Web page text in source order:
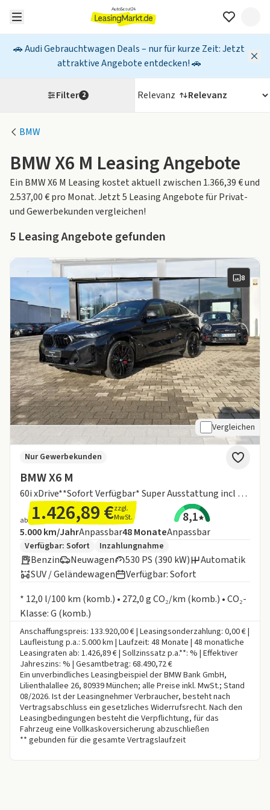
🚗 Audi Gebrauchtwagen Deals – nur für kurze Zeit: Jetzt
attraktive Angebote entdecken! 🚗
BMW
BMW X6 M Leasing Angebote
Ein BMW X6 M Leasing kostet aktuell zwischen 1.366,39 € und
2.537,00 € pro Monat. Jetzt 5 Leasing Angebote für Privat-
und Gewerbekunden vergleichen!
5 Leasing Angebote gefunden
Filter 2 Relevanz
8
Vergleichen
BMW X6 M
60i xDrive**Sofort Verfügbar* Super Ausstattung incl B&W**
Nur Gewerbekunden
ab 1.426,89 €zzgl.
MwSt.
8,1
Angebotsdetails:
Inklusive Laufleistung
5.000 km/JahrAnpassbarLaufzeit
48MonateAnpassbar
Zusätzliche Fahrzeuginformationen:
Verfügbar: Sofort Inzahlungnahme
Benzin Neuwagen 530 PS (390 kW)
Automatik
SUV / Geländewagen
Verfügbar: Sofort
* 12,0 l/100 km (komb.) • 272,0 g CO₂/km (komb.) • CO₂-
Klasse: G (komb.)
Anschaffungspreis: 133.920,00 € | Leasingsonderzahlung: 0,00 € |
Laufleistung p.a.: 5.000 km | Laufzeit: 48 Monate | 48 monatliche
Leasingraten ab: 1.426,89 € | Sollzinssatz p.a.**: % | Effektiver
Jahreszins: % | Gesamtbetrag: 68.490,72 €
Ein unverbindliches Leasingbeispiel der BMW Bank GmbH,
Lilienthalallee 26, 80939 München; alle Preise inkl. MwSt.; Stand
08/2026. Ist der Leasingnehmer Verbraucher, besteht nach
Vertragsabschluss ein gesetzliches Widerrufsrecht. Nach den
Leasingbedingungen besteht die Verpflichtung, für das
Fahrzeug eine Vollkaskoversicherung abzuschließen
** gebunden für die gesamte Vertragslaufzeit